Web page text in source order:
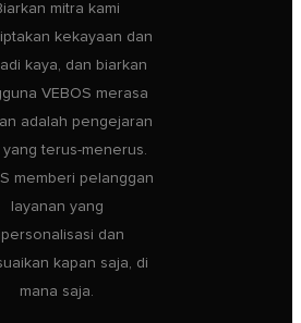
mitra kami
kekayaan dan
kaya, dan biarkan
VEBOS merasa
adalah pengejaran
yang terus-menerus.
memberi pelanggan
layanan yang
dan
kapan saja, di
mana saja.